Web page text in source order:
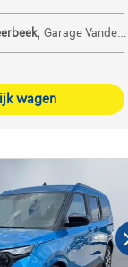
Garage Vanderborght Boortmeerbeek
wagen